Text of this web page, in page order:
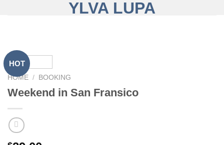
YLVA LUPA
HOT
HOME / BOOKING
Weekend in San Fransico